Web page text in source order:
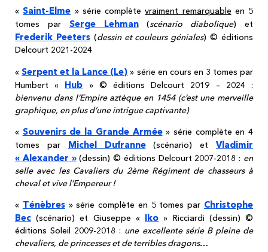
«Saint-Elme » série complètevraiment remarquable en 5
tomes par Serge Lehman(scénario diabolique) et
Frederik Peeters(dessin et couleurs géniales) © éditions
Delcourt 2021-2024
«Serpent et la Lance (Le) » série en cours en 3 tomes par
Humbert « Hub » © éditions Delcourt 2019 – 2024 :
bienvenu dans l’Empire aztèque en 1454 (c’est une merveille
graphique, en plus d’une intrigue captivante)
« Souvenirs de la Grande Armée» série complète en 4
tomes par Michel Dufranne(scénario) etVladimir
« Alexander »(dessin) © éditions Delcourt 2007-2018 : en
selle avec les Cavaliers du 2ème Régiment de chasseurs à
cheval et vive l’Empereur !
« Ténèbres» série complète en 5 tomes par Christophe
Bec (scénario) et Giuseppe « Iko » Ricciardi (dessin) ©
éditions Soleil 2009-2018 : une excellente série B pleine de
chevaliers, de princesses et de terribles dragons…